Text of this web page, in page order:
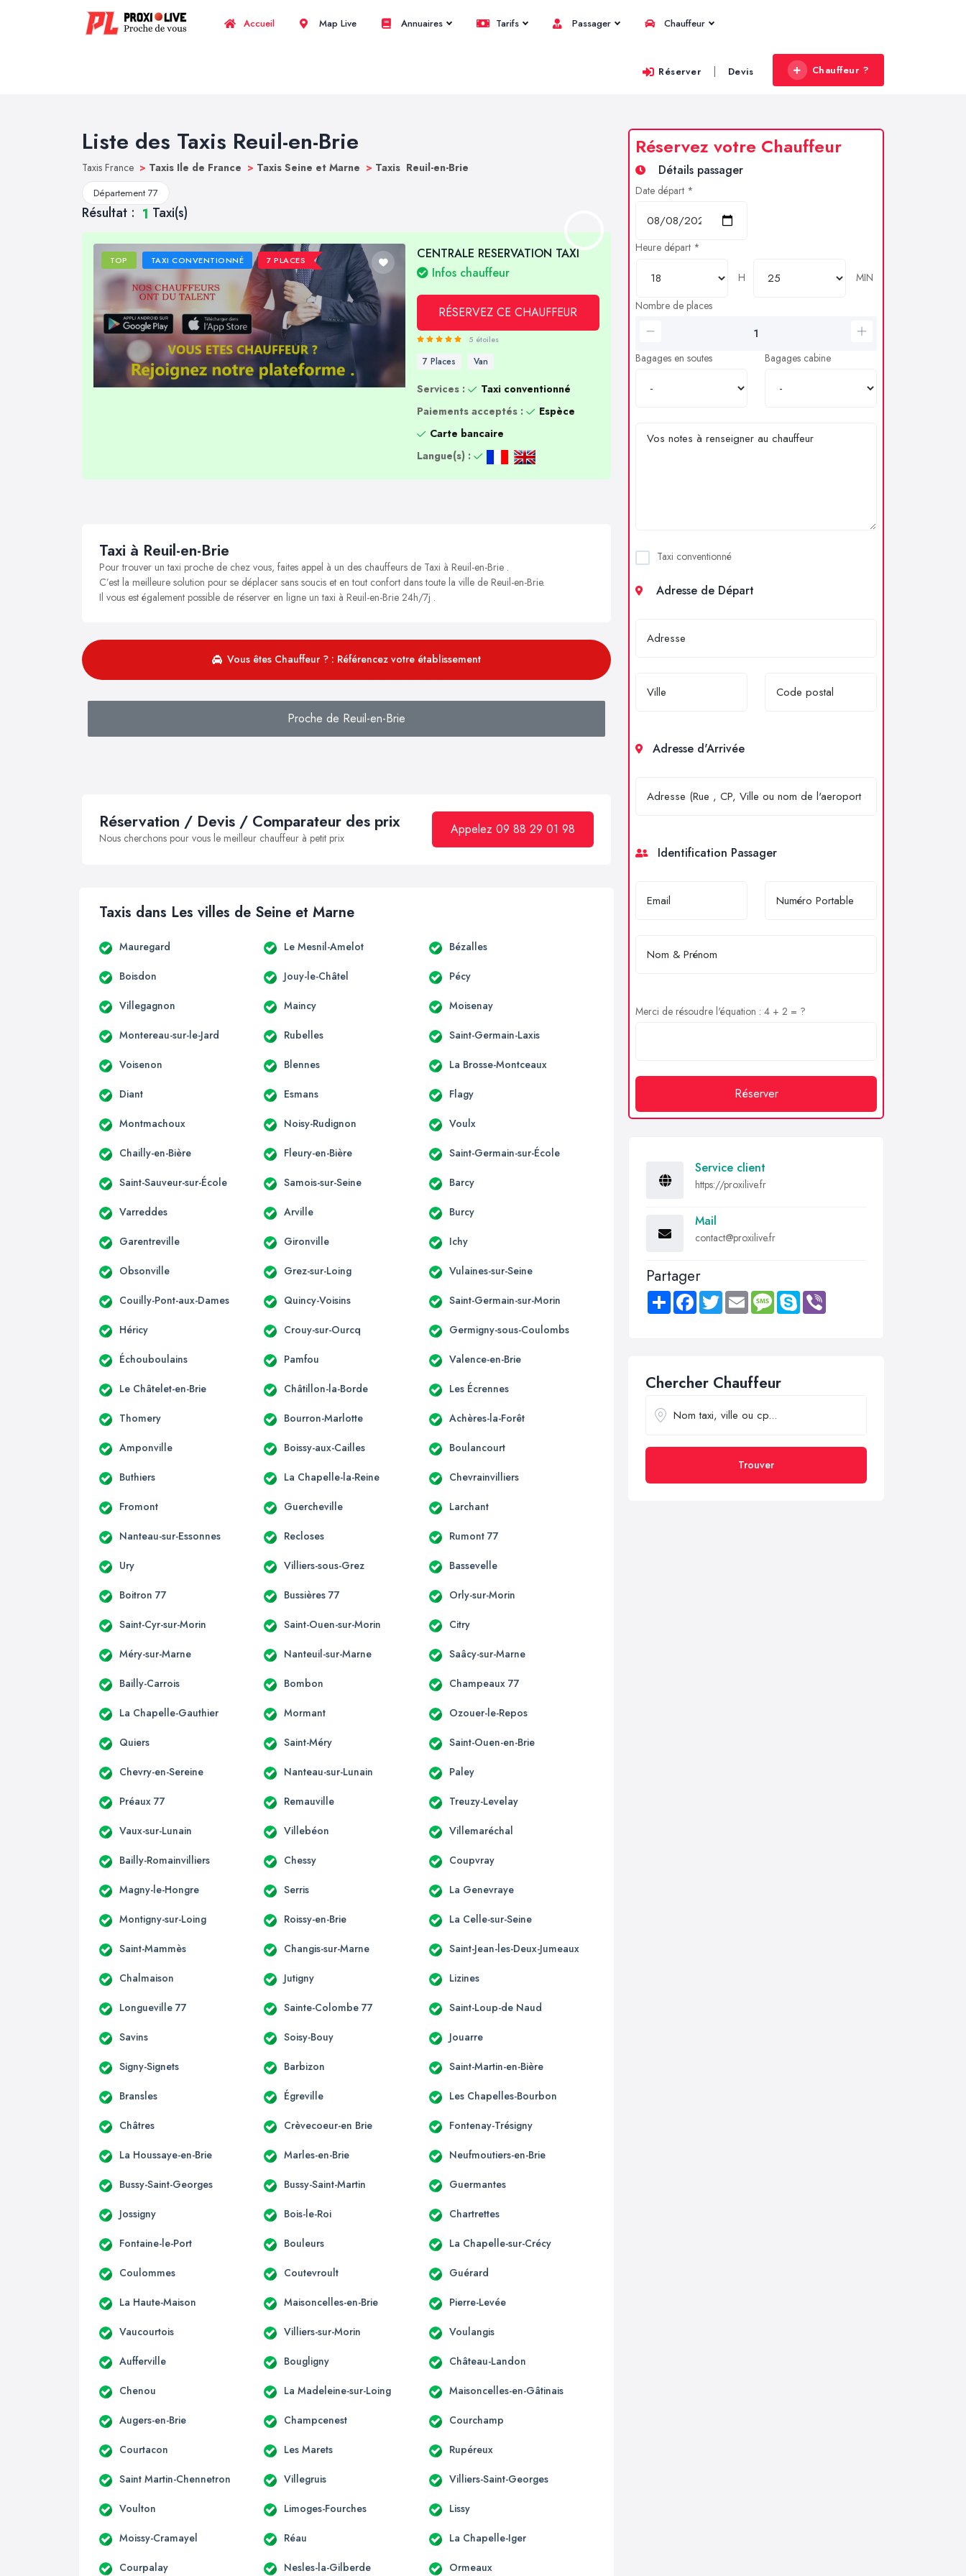
Accueil Map Live Annuaires Tarifs Passager Chauffeur
Réserver | Devis Chauffeur ?
Liste des Taxis Reuil-en-Brie
Taxis France > Taxis Ile de France > Taxis Seine et Marne > Taxis Reuil-en-Brie
Département 77
Résultat : 1 Taxi(s)
TOP TAXI CONVENTIONNÉ 7 PLACES
CENTRALE RESERVATION TAXI
Infos chauffeur
RÉSERVEZ CE CHAUFFEUR
5 étoiles
7 Places Van
Services :
Taxi conventionné
Paiements acceptés :
Espèce
Carte bancaire
Langue(s) :
Taxi à Reuil-en-Brie
Pour trouver un taxi proche de chez vous, faites appel à un des chauffeurs de Taxi à Reuil-en-Brie .
C’est la meilleure solution pour se déplacer sans soucis et en tout confort dans toute la ville de Reuil-en-Brie.
Il vous est également possible de réserver en ligne un taxi à Reuil-en-Brie 24h/7j .
Vous êtes Chauffeur ? : Référencez votre établissement
Proche de Reuil-en-Brie
Réservation / Devis / Comparateur des prix
Nous cherchons pour vous le meilleur chauffeur à petit prix
Appelez 09 88 29 01 98
Taxis dans Les villes de Seine et Marne
Mauregard Le Mesnil-Amelot Bézalles
Boisdon Jouy-le-Châtel Pécy
Villegagnon Maincy Moisenay
Montereau-sur-le-Jard Rubelles Saint-Germain-Laxis
Voisenon Blennes La Brosse-Montceaux
Diant Esmans Flagy
Montmachoux Noisy-Rudignon Voulx
Chailly-en-Bière Fleury-en-Bière Saint-Germain-sur-École
Saint-Sauveur-sur-École Samois-sur-Seine Barcy
Varreddes Arville Burcy
Garentreville Gironville Ichy
Obsonville Grez-sur-Loing Vulaines-sur-Seine
Couilly-Pont-aux-Dames Quincy-Voisins Saint-Germain-sur-Morin
Héricy Crouy-sur-Ourcq Germigny-sous-Coulombs
Échouboulains Pamfou Valence-en-Brie
Le Châtelet-en-Brie Châtillon-la-Borde Les Écrennes
Thomery Bourron-Marlotte Achères-la-Forêt
Amponville Boissy-aux-Cailles Boulancourt
Buthiers La Chapelle-la-Reine Chevrainvilliers
Fromont Guercheville Larchant
Nanteau-sur-Essonnes Recloses Rumont 77
Ury Villiers-sous-Grez Bassevelle
Boitron 77 Bussières 77 Orly-sur-Morin
Saint-Cyr-sur-Morin Saint-Ouen-sur-Morin Citry
Méry-sur-Marne Nanteuil-sur-Marne Saâcy-sur-Marne
Bailly-Carrois Bombon Champeaux 77
La Chapelle-Gauthier Mormant Ozouer-le-Repos
Quiers Saint-Méry Saint-Ouen-en-Brie
Chevry-en-Sereine Nanteau-sur-Lunain Paley
Préaux 77 Remauville Treuzy-Levelay
Vaux-sur-Lunain Villebéon Villemaréchal
Bailly-Romainvilliers Chessy Coupvray
Magny-le-Hongre Serris La Genevraye
Montigny-sur-Loing Roissy-en-Brie La Celle-sur-Seine
Saint-Mammès Changis-sur-Marne Saint-Jean-les-Deux-Jumeaux
Chalmaison Jutigny Lizines
Longueville 77 Sainte-Colombe 77 Saint-Loup-de Naud
Savins Soisy-Bouy Jouarre
Signy-Signets Barbizon Saint-Martin-en-Bière
Bransles Égreville Les Chapelles-Bourbon
Châtres Crèvecoeur-en Brie Fontenay-Trésigny
La Houssaye-en-Brie Marles-en-Brie Neufmoutiers-en-Brie
Bussy-Saint-Georges Bussy-Saint-Martin Guermantes
Jossigny Bois-le-Roi Chartrettes
Fontaine-le-Port Bouleurs La Chapelle-sur-Crécy
Coulommes Coutevroult Guérard
La Haute-Maison Maisoncelles-en-Brie Pierre-Levée
Vaucourtois Villiers-sur-Morin Voulangis
Aufferville Bougligny Château-Landon
Chenou La Madeleine-sur-Loing Maisoncelles-en-Gâtinais
Augers-en-Brie Champcenest Courchamp
Courtacon Les Marets Rupéreux
Saint Martin-Chennetron Villegruis Villiers-Saint-Georges
Voulton Limoges-Fourches Lissy
Moissy-Cramayel Réau La Chapelle-Iger
Courpalay Nesles-la-Gilberde Ormeaux
Réservez votre Chauffeur
Détails passager
Date départ *
Heure départ *
H
MIN
Nombre de places
Bagages en soutes Bagages cabine
Taxi conventionné
Adresse de Départ
Adresse d'Arrivée
Identification Passager
Merci de résoudre l'équation : 4 + 2 = ?
Réserver
Service client
https://proxilive.fr
Mail
contact@proxilive.fr
Partager
Share FacebookTwitter Email MessageSkype
Chercher Chauffeur
Trouver